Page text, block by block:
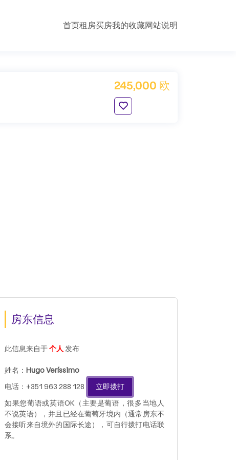
首页租房买房我的收藏网站说明
245,000 欧
房东信息
此信息来自于个人 发布
姓名： Hugo Veríssimo
电话：+351 963 288 128
立即拨打
如果您葡语或英语OK（主要是葡语，很多当地人
不说英语），并且已经在葡萄牙境内（通常房东不
会接听来自境外的国际长途），可自行拨打电话联
系。